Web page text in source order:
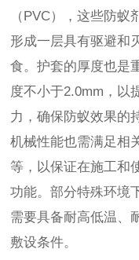
（PVC），这些防
形成一层具有驱避和
食。护套的厚度也是
度不小于2.0mm，以
力，确保防蚁效果的
机械性能也需满足相
等，以保证在施工和
功能。部分特殊环境
需要具备耐高低温、
敷设条件。